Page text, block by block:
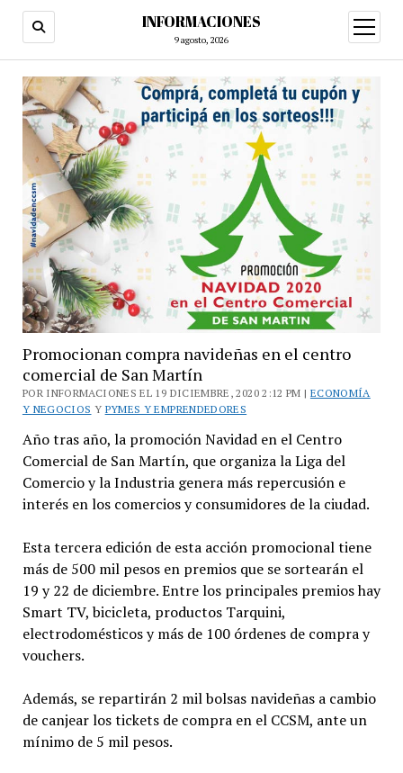
INFORMACIONES
9 agosto, 2026
abrir
menú
Promocionan compra navideñas en el centro
comercial de San Martín
POR INFORMACIONES EL 19 DICIEMBRE, 2020 2:12 PM | ECONOMÍA
Y NEGOCIOS Y PYMES Y EMPRENDEDORES
Año tras año, la promoción Navidad en el Centro
Comercial de San Martín, que organiza la Liga del
Comercio y la Industria genera más repercusión e
interés en los comercios y consumidores de la ciudad.
Esta tercera edición de esta acción promocional tiene
más de 500 mil pesos en premios que se sortearán el
19 y 22 de diciembre. Entre los principales premios hay
Smart TV, bicicleta, productos Tarquini,
electrodomésticos y más de 100 órdenes de compra y
vouchers.
Además, se repartirán 2 mil bolsas navideñas a cambio
de canjear los tickets de compra en el CCSM, ante un
mínimo de 5 mil pesos.